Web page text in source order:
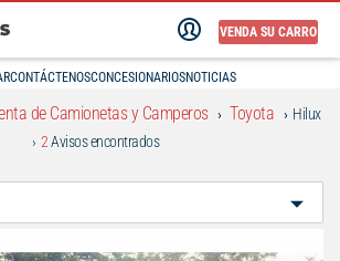
VENDA SU CARRO
CONTÁCTENOSCONCESIONARIOSNOTICIAS
de Camionetas y Camperos Toyota
Hilux
2Avisos encontrados